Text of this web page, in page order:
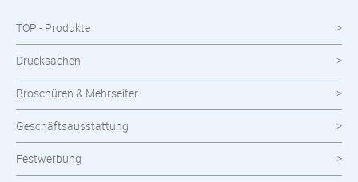
TOP - Produkte
Drucksachen
Broschüren & Mehrseiter
Geschäftsausstattung
Festwerbung